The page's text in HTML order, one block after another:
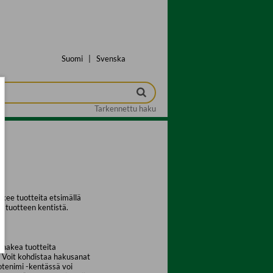
Suomi Svenska
Tarkennettu haku
tuotteita etsimällä
tuotteen kentistä.
hakea tuotteita
kohdistaa hakusanat
-kentässä voi